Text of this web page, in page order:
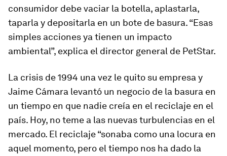
consumidor debe vaciar la botella, aplastarla,
taparla y depositarla en un bote de basura. “Esas
simples acciones ya tienen un impacto
ambiental”, explica el director general de PetStar.
La crisis de 1994 una vez le quito su empresa y
Jaime Cámara levantó un negocio de la basura en
un tiempo en que nadie creía en el reciclaje en el
país. Hoy, no teme a las nuevas turbulencias en el
mercado. El reciclaje “sonaba como una locura en
aquel momento, pero el tiempo nos ha dado la